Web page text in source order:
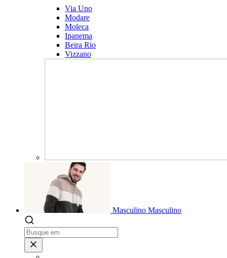
Via Uno
Modare
Moleca
Ipanema
Beira Rio
Vizzano
Masculino Masculino